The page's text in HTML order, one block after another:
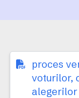
proces
voturilor,
alegerilor